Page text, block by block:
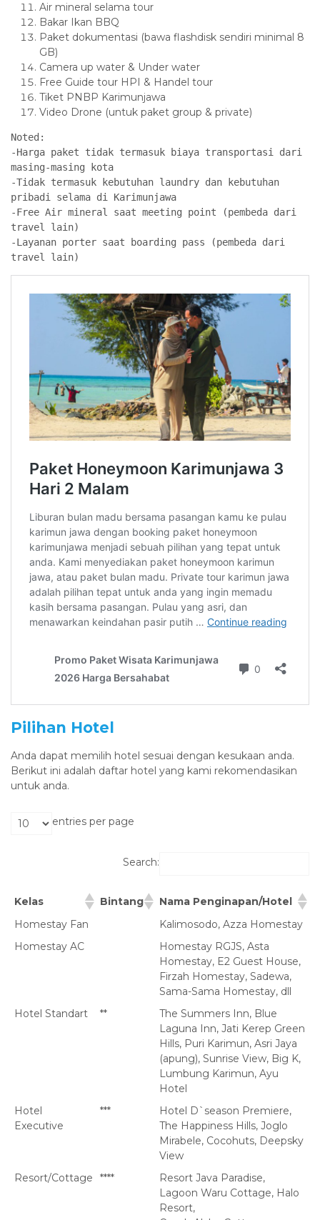
Air mineral selama tour
Bakar Ikan BBQ
Paket dokumentasi (bawa flashdisk sendiri minimal 8
GB)
Camera up water & Under water
Free Guide tour HPI & Handel tour
Tiket PNBP Karimunjawa
Video Drone (untuk paket group & private)
Noted:
-Harga paket tidak termasuk biaya transportasi dari
masing-masing kota
-Tidak termasuk kebutuhan laundry dan kebutuhan
pribadi selama di Karimunjawa
-Free Air mineral saat meeting point (pembeda dari
travel lain)
-Layanan porter saat boarding pass (pembeda dari
travel lain)
Pilihan Hotel
Anda dapat memilih hotel sesuai dengan kesukaan anda.
Berikut ini adalah daftar hotel yang kami rekomendasikan
untuk anda.
entries per page
Search:
Kelas Bintang
Nama Penginapan/Hotel
Homestay Fan
Kalimosodo, Azza Homestay
Homestay AC
Homestay RGJS, Asta
Homestay, E2 Guest House,
Firzah Homestay, Sadewa,
Sama-Sama Homestay, dll
Hotel Standart
**
The Summers Inn, Blue
Laguna Inn, Jati Kerep Green
Hills, Puri Karimun, Asri Jaya
(apung), Sunrise View, Big K,
Lumbung Karimun, Ayu
Hotel
Hotel
Executive
***
Hotel D`season Premiere,
The Happiness Hills, Joglo
Mirabele, Cocohuts, Deepsky
View
Resort/Cottage
****
Resort Java Paradise,
Lagoon Waru Cottage, Halo
Resort,